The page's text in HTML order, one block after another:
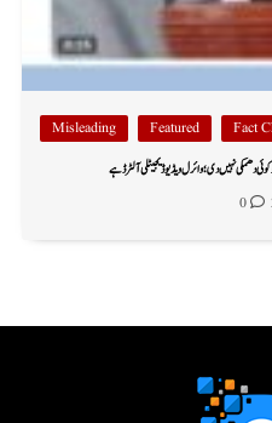
Fact
Featured
Misleading
دھمکی نہیں دی؛ وائرل ویڈیو ڈیجیٹلی آلٹرڈ ہے
0